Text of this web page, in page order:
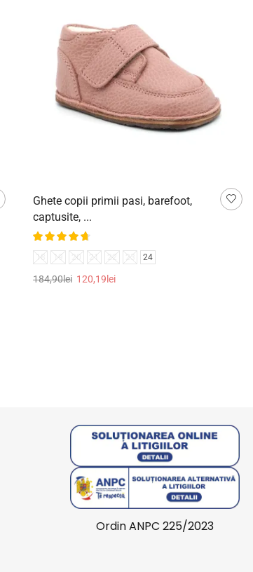
Ghete copii primii pasi, barefoot,
captusite, ...
18 19 20 21 22 23 24
184,90lei 120,19 lei
Ordin ANPC 225/2023